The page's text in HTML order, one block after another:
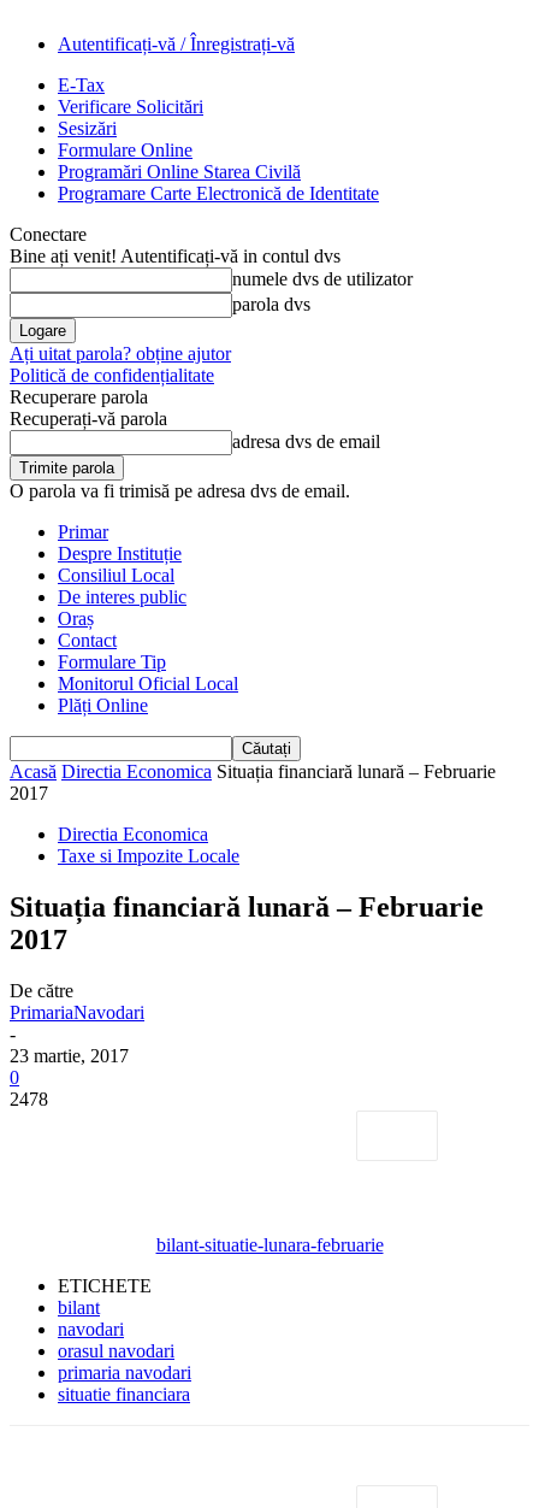
Autentificați-vă / Înregistrați-vă
E-Tax
Verificare Solicitări
Sesizări
Formulare Online
Programări Online Starea Civilă
Programare Carte Electronică de Identitate
Conectare
Bine ați venit! Autentificați-vă in contul dvs
numele dvs de utilizator
parola dvs
Ați uitat parola? obține ajutor
Politică de confidențialitate
Recuperare parola
Recuperați-vă parola
adresa dvs de email
O parola va fi trimisă pe adresa dvs de email.
Primar
Despre Instituție
Consiliul Local
De interes public
Oraș
Contact
Formulare Tip
Monitorul Oficial Local
Plăți Online
Acasă Directia Economica Situația financiară lunară – Februarie
2017
Directia Economica
Taxe si Impozite Locale
Situația financiară lunară – Februarie
2017
De către
PrimariaNavodari
-
23 martie, 2017
0
2478
bilant-situatie-lunara-februarie
ETICHETE
bilant
navodari
orasul navodari
primaria navodari
situatie financiara